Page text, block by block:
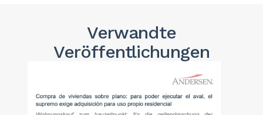
Verwandte
Veröffentlichungen